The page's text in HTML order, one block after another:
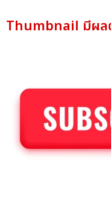
Thumbnail มีผล